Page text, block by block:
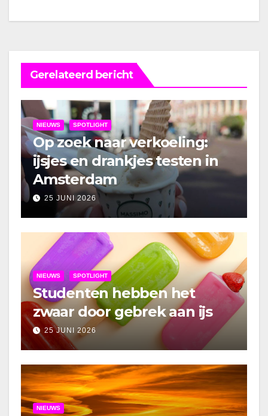
Gerelateerd bericht
NIEUWS SPOTLIGHT
Op zoek naar verkoeling:
ijsjes en drankjes testen in
Amsterdam
25 JUNI 2026
NIEUWS SPOTLIGHT
Studenten hebben het
zwaar door gebrek aan ijs
25 JUNI 2026
NIEUWS